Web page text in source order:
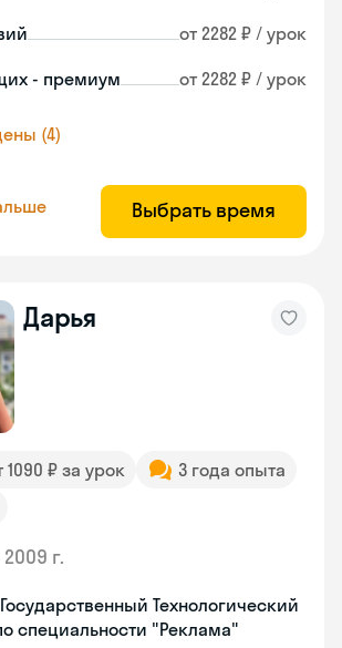
от 2282 ₽ / урок
- премиум от 2282 ₽ / урок
(4)
Выбрать время
Дарья
1090 ₽ за урок
3 года опыта
2009 г.
Технологический
специальности "Реклама"